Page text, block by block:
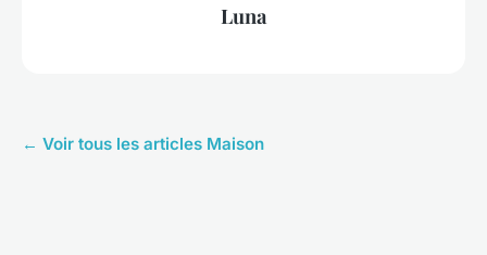
Luna
← Voir tous les articles Maison